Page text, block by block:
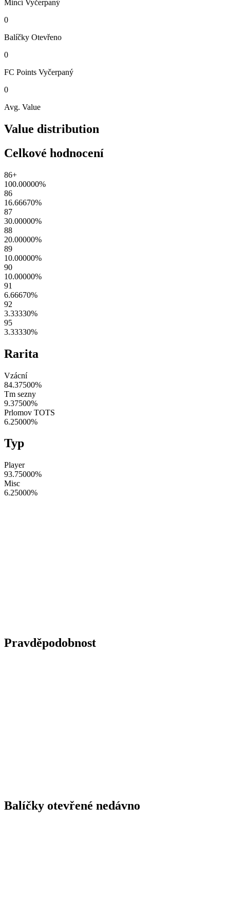
Mincí Vyčerpaný
0
Balíčky Otevřeno
0
FC Points Vyčerpaný
0
Avg. Value
Value distribution
Celkové hodnocení
86+
100.00000%
86
16.66670%
87
30.00000%
88
20.00000%
89
10.00000%
90
10.00000%
91
6.66670%
92
3.33330%
95
3.33330%
Rarita
Vzácní
84.37500%
Tm sezny
9.37500%
Prlomov TOTS
6.25000%
Typ
Player
93.75000%
Misc
6.25000%
Pravděpodobnost
Balíčky otevřené nedávno